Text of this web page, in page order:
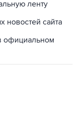
ленту
новостей сайта
официальном